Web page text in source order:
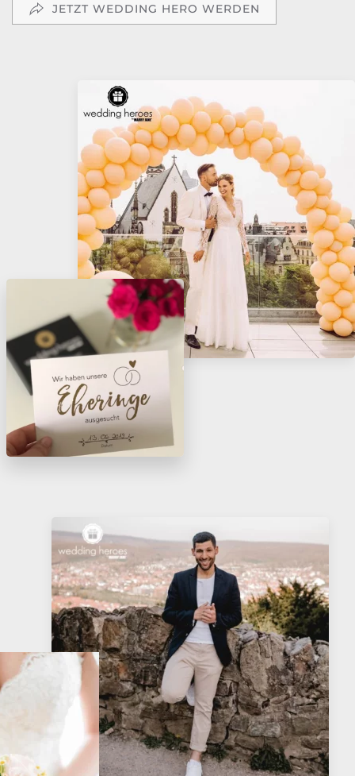
JETZT WEDDING HERO WERDEN